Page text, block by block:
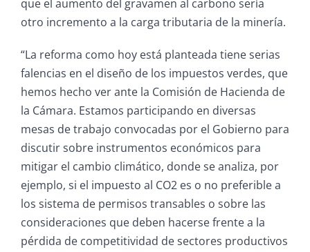
que el aumento del gravamen al carbono sería
otro incremento a la carga tributaria de la minería.
“La reforma como hoy está planteada tiene serias
falencias en el diseño de los impuestos verdes, que
hemos hecho ver ante la Comisión de Hacienda de
la Cámara. Estamos participando en diversas
mesas de trabajo convocadas por el Gobierno para
discutir sobre instrumentos económicos para
mitigar el cambio climático, donde se analiza, por
ejemplo, si el impuesto al CO2 es o no preferible a
los sistema de permisos transables o sobre las
consideraciones que deben hacerse frente a la
pérdida de competitividad de sectores productivos